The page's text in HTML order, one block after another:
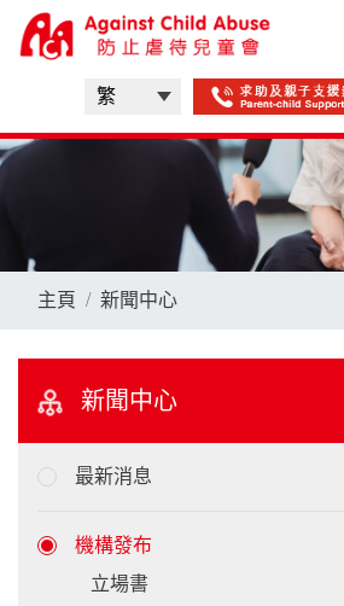
主頁 新聞中心
新聞中心
最新消息
機構發布
立場書